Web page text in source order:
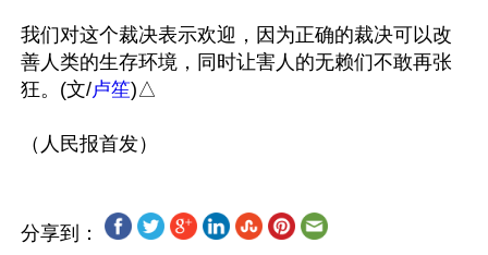
我们对这个裁决表示欢迎，因为正确的裁决可以改
善人类的生存环境，同时让害人的无赖们不敢再张
狂。(文/卢笙)△
分享到：